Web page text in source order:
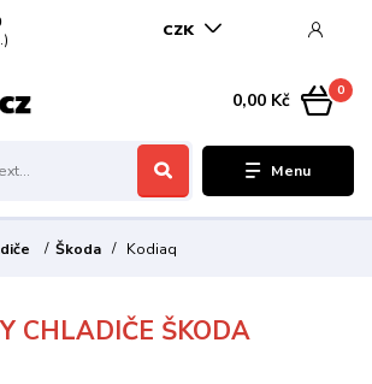
Menu
CZK
0
0,00 Kč
Škoda Kodiaq
CHLADIČE ŠKODA